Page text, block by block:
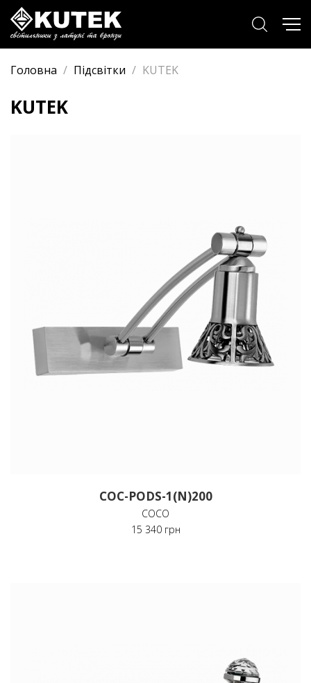
Головна / Підсвітки / KUTEK
KUTEK
COC-PODS-1(N)200
COCO
15 340 грн